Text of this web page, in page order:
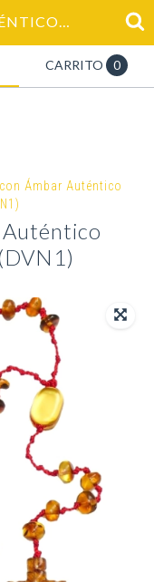
ROSARIO CON ÁMBAR AUTÉNTICO MODELO NUDITOS (DVN1)
CARRITO 0
Ámbar Auténtico